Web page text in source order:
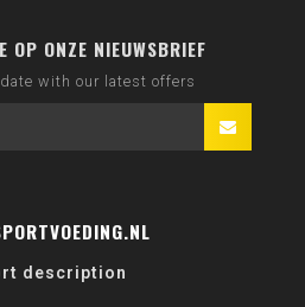
OP ONZE NIEUWSBRIEF
with our latest offers
description